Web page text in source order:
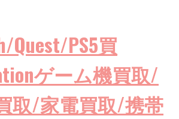
Quest/PS5買
ゲーム機買取/
取/家電買取/携帯